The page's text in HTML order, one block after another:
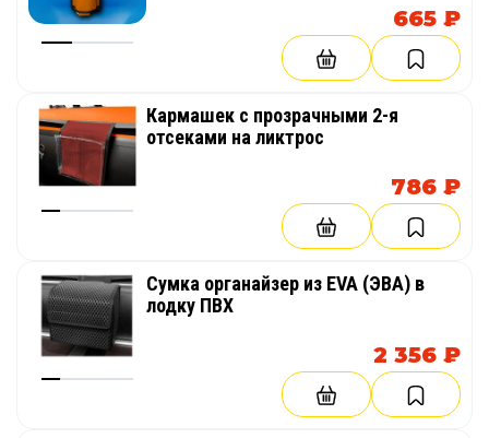
665 ₽
Кармашек с прозрачными 2-я
отсеками на ликтрос
786 ₽
Сумка органайзер из EVA (ЭВА) в
лодку ПВХ
2 356 ₽